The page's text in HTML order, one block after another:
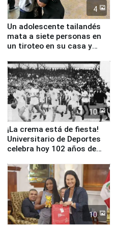
4
Un adolescente tailandés
mata a siete personas en
un tiroteo en su casa y
10
¡La crema está de fiesta!
Universitario de Deportes
celebra hoy 102 años de
10